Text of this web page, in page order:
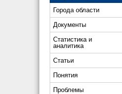
Города области
Документы
Статистика и
аналитика
Статьи
Понятия
Проблемы